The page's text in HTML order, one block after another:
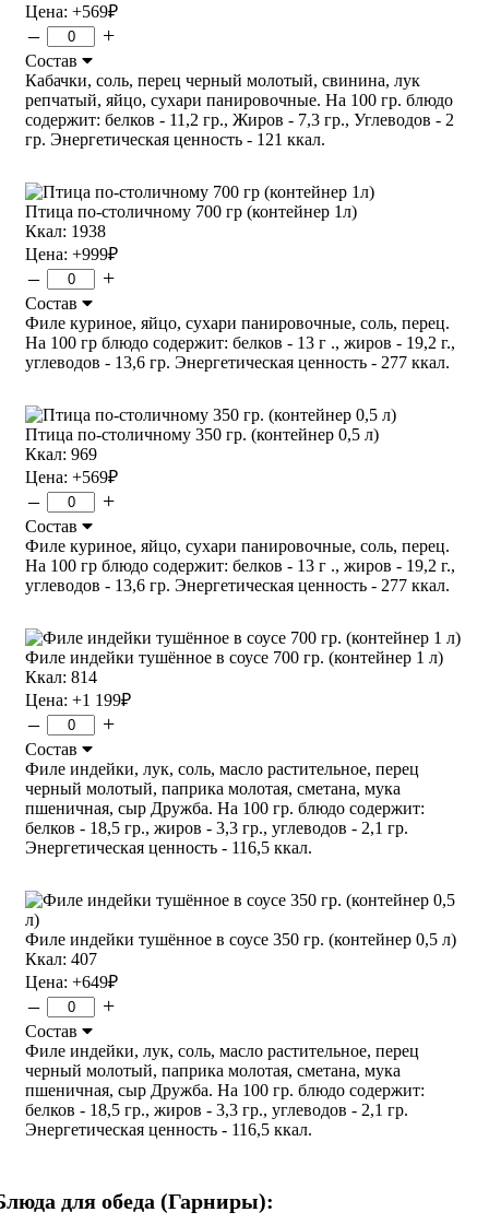
Цена: +569₽
– +
Состав
Кабачки, соль, перец черный молотый, свинина, лук
репчатый, яйцо, сухари панировочные. На 100 гр. блюдо
содержит: белков - 11,2 гр., Жиров - 7,3 гр., Углеводов - 2
гр. Энергетическая ценность - 121 ккал.
Птица по-столичному 700 гр (контейнер 1л)
Ккал: 1938
Цена: +999₽
– +
Состав
Филе куриное, яйцо, сухари панировочные, соль, перец.
На 100 гр блюдо содержит: белков - 13 г ., жиров - 19,2 г.,
углеводов - 13,6 гр. Энергетическая ценность - 277 ккал.
Птица по-столичному 350 гр. (контейнер 0,5 л)
Ккал: 969
Цена: +569₽
– +
Состав
Филе куриное, яйцо, сухари панировочные, соль, перец.
На 100 гр блюдо содержит: белков - 13 г ., жиров - 19,2 г.,
углеводов - 13,6 гр. Энергетическая ценность - 277 ккал.
Филе индейки тушённое в соусе 700 гр. (контейнер 1 л)
Ккал: 814
Цена: +1 199₽
– +
Состав
Филе индейки, лук, соль, масло растительное, перец
черный молотый, паприка молотая, сметана, мука
пшеничная, сыр Дружба. На 100 гр. блюдо содержит:
белков - 18,5 гр., жиров - 3,3 гр., углеводов - 2,1 гр.
Энергетическая ценность - 116,5 ккал.
Филе индейки тушённое в соусе 350 гр. (контейнер 0,5 л)
Ккал: 407
Цена: +649₽
– +
Состав
Филе индейки, лук, соль, масло растительное, перец
черный молотый, паприка молотая, сметана, мука
пшеничная, сыр Дружба. На 100 гр. блюдо содержит:
белков - 18,5 гр., жиров - 3,3 гр., углеводов - 2,1 гр.
Энергетическая ценность - 116,5 ккал.
для обеда (Гарниры):